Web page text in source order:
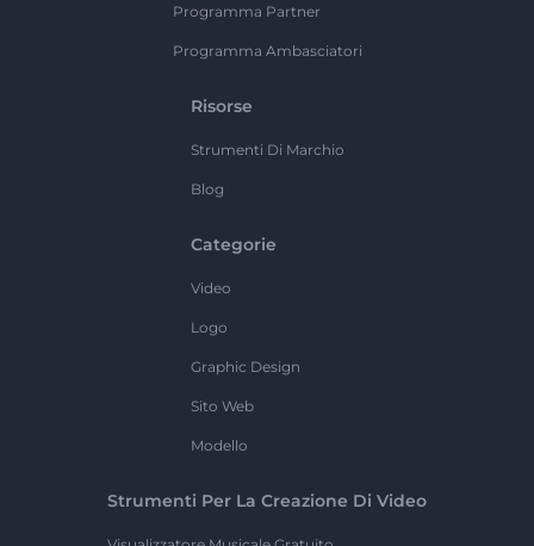
Programma Partner
Programma Ambasciatori
Risorse
Strumenti Di Marchio
Blog
Categorie
Video
Logo
Graphic Design
Sito Web
Modello
Strumenti Per La Creazione Di Video